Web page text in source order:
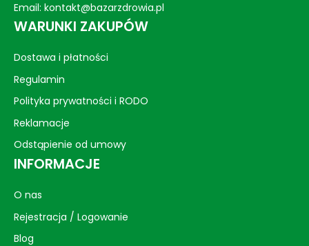
Email: kontakt@bazarzdrowia.pl
WARUNKI ZAKUPÓW
Dostawa i płatności
Regulamin
Polityka prywatności i RODO
Reklamacje
Odstąpienie od umowy
INFORMACJE
O nas
Rejestracja / Logowanie
Blog